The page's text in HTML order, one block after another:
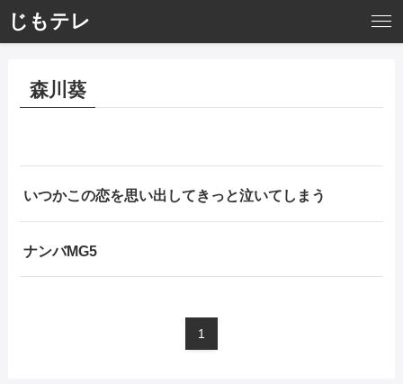
じもテレ
森川葵
いつかこの恋を思い出してきっと泣いてしまう
ナンバMG5
1